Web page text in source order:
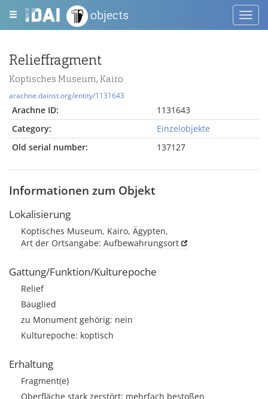
objects
Relieffragment
Koptisches Museum, Kairo
arachne.dainst.org/entity/1131643
Arachne ID:
1131643
Category:
Einzelobjekte
Old serial number:
137127
Informationen zum Objekt
Lokalisierung
Koptisches Museum, Kairo, Ägypten,
Art der Ortsangabe: Aufbewahrungsort
Gattung/Funktion/Kulturepoche
Relief
Bauglied
zu Monument gehörig: nein
Kulturepoche: koptisch
Erhaltung
Fragment(e)
Oberfläche stark zerstört; mehrfach bestoßen